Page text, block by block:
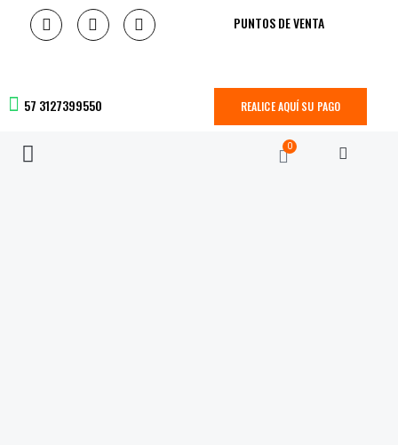
PUNTOS DE VENTA
57 3127399550 REALICE AQUÍ SU PAGO
0